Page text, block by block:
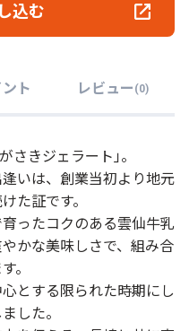
込む
ト レビュー (0)
さきジェラート｣。
いは、創業当初より地元
た証です。
ったコクのある雲仙牛乳
かな美味しさで、組み合
。
とする限られた時期にし
した。